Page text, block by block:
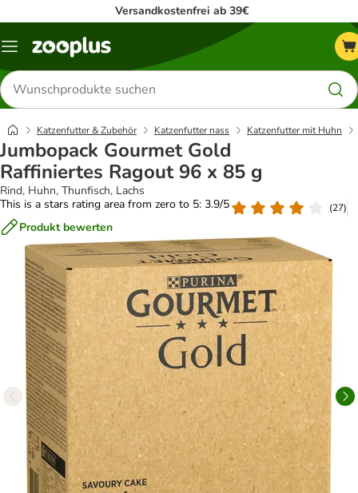
Versandkostenfrei ab 39€
Menü
Produkte
suchen
Katzenfutter & Zubehör Katzenfutter nass Katzenfutter mit Huhn
Jumbopack Gourmet Gold
Raffiniertes Ragout 96 x 85 g
Rind, Huhn, Thunfisch, Lachs
This is a stars rating area from zero to 5: 3.9/5
(27)
Produkt bewerten